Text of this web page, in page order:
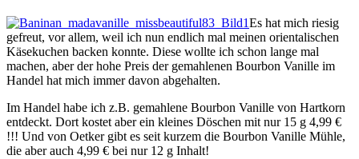
Es hat mich riesig
gefreut, vor allem, weil ich nun endlich mal meinen orientalischen
Käsekuchen backen konnte. Diese wollte ich schon lange mal
machen, aber der hohe Preis der gemahlenen Bourbon Vanille im
Handel hat mich immer davon abgehalten.
Im Handel habe ich z.B. gemahlene Bourbon Vanille von Hartkorn
entdeckt. Dort kostet aber ein kleines Döschen mit nur 15 g 4,99 €
!!! Und von Oetker gibt es seit kurzem die Bourbon Vanille Mühle,
die aber auch 4,99 € bei nur 12 g Inhalt!